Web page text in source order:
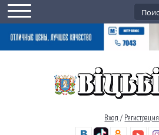
Вход / Регистрация